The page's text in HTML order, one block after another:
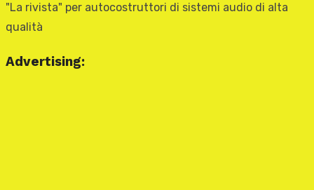
"La rivista" per autocostruttori di sistemi audio di alta
qualità
Advertising: